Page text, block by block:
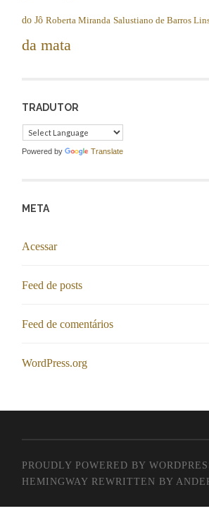
do Jô Roberta Miranda Salustiano de Barros
da mata
TRADUTOR
Powered by Translate
META
Acessar
Feed de posts
Feed de comentários
WordPress.org
PROUDLY POWERED BY
HEMINGWAY REWRITTEN BY